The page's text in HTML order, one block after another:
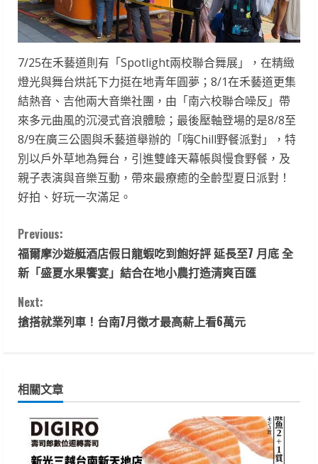
7/25在禾藝道則有「Spotlight兩校聯合舞展」，在精緻
燈光與舞台烘託下力挺在地青年圓夢；8/1在禾藝道更集
結熱音、吉他兩大音樂社團，由「南六校聯合噪反」帶
來多元曲風的沉浸式音浪體驗；最後壓軸登場的是8/8至
8/9在廣三公園與禾藝道舉辦的「嗨Chill野餐派對」，特
別以戶外草地為舞台，引進雙峰天幕帳與慢食野餐，及
親子表演與音樂互動，帶來最療癒的全齡型夏日派對！
好拍、好玩一次滿足。
C
o
n
t
n
Previous:
福爾摩沙遊艇酒店假日龍蝦吃到飽好評 延長至7 月底 全
新「盛夏水果饗宴」結合在地小農打造清爽百匯
Next:
搶搭就業列車！台南7月徵才最高薪上看6萬元
相關文章